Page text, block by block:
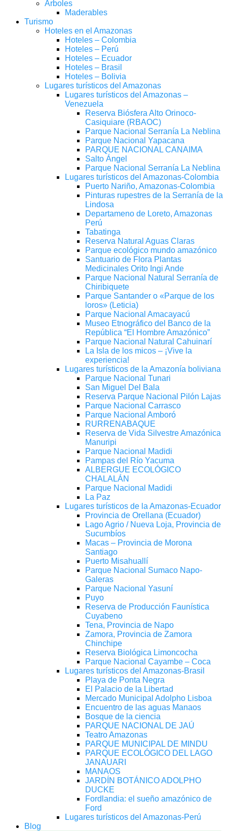
Árboles
Maderables
Turismo
Hoteles en el Amazonas
Hoteles – Colombia
Hoteles – Perú
Hoteles – Ecuador
Hoteles – Brasil
Hoteles – Bolivia
Lugares turísticos del Amazonas
Lugares turísticos del Amazonas –
Venezuela
Reserva Biósfera Alto Orinoco-
Casiquiare (RBAOC)
Parque Nacional Serranía La Neblina
Parque Nacional Yapacana
PARQUE NACIONAL CANAIMA
Salto Ángel
Parque Nacional Serranía La Neblina
Lugares turísticos del Amazonas-Colombia
Puerto Nariño, Amazonas-Colombia
Pinturas rupestres de la Serranía de la
Lindosa
Departameno de Loreto, Amazonas
Perú
Tabatinga
Reserva Natural Aguas Claras
Parque ecológico mundo amazónico
Santuario de Flora Plantas
Medicinales Orito Ingi Ande
Parque Nacional Natural Serranía de
Chiribiquete
Parque Santander o «Parque de los
loros» (Leticia)
Parque Nacional Amacayacú
Museo Etnográfico del Banco de la
República “El Hombre Amazónico”
Parque Nacional Natural Cahuinarí
La Isla de los micos – ¡Vive la
experiencia!
Lugares turísticos de la Amazonía boliviana
Parque Nacional Tunari
San Miguel Del Bala
Reserva Parque Nacional Pilón Lajas
Parque Nacional Carrasco
Parque Nacional Amboró
RURRENABAQUE
Reserva de Vida Silvestre Amazónica
Manuripi
Parque Nacional Madidi
Pampas del Río Yacuma
ALBERGUE ECOLÓGICO
CHALALÁN
Parque Nacional Madidi
La Paz
Lugares turísticos de la Amazonas-Ecuador
Provincia de Orellana (Ecuador)
Lago Agrio / Nueva Loja, Provincia de
Sucumbíos
Macas – Provincia de Morona
Santiago
Puerto Misahuallí
Parque Nacional Sumaco Napo-
Galeras
Parque Nacional Yasuní
Puyo
Reserva de Producción Faunística
Cuyabeno
Tena, Provincia de Napo
Zamora, Provincia de Zamora
Chinchipe
Reserva Biológica Limoncocha
Parque Nacional Cayambe – Coca
Lugares turísticos del Amazonas-Brasil
Playa de Ponta Negra
El Palacio de la Libertad
Mercado Municipal Adolpho Lisboa
Encuentro de las aguas Manaos
Bosque de la ciencia
PARQUE NACIONAL DE JAÚ
Teatro Amazonas
PARQUE MUNICIPAL DE MINDU
PARQUE ECOLÓGICO DEL LAGO
JANAUARI
MANAOS
JARDÍN BOTÁNICO ADOLPHO
DUCKE
Fordlandia: el sueño amazónico de
Ford
Lugares turísticos del Amazonas-Perú
Blog